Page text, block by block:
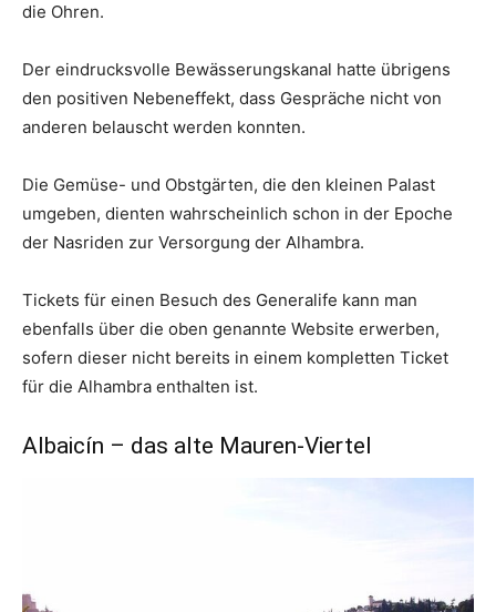
die Ohren.
Der eindrucksvolle Bewässerungskanal hatte übrigens
den positiven Nebeneffekt, dass Gespräche nicht von
anderen belauscht werden konnten.
Die Gemüse- und Obstgärten, die den kleinen Palast
umgeben, dienten wahrscheinlich schon in der Epoche
der Nasriden zur Versorgung der Alhambra.
Tickets für einen Besuch des Generalife kann man
ebenfalls über die oben genannte Website erwerben,
sofern dieser nicht bereits in einem kompletten Ticket
für die Alhambra enthalten ist.
Albaicín – das alte Mauren-Viertel